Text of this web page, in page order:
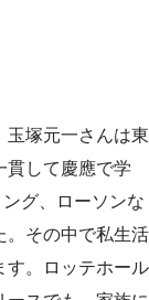
玉塚元一さんは東
貫して慶應で学
グ、ローソンな
。その中で私生活
す。ロッテホール